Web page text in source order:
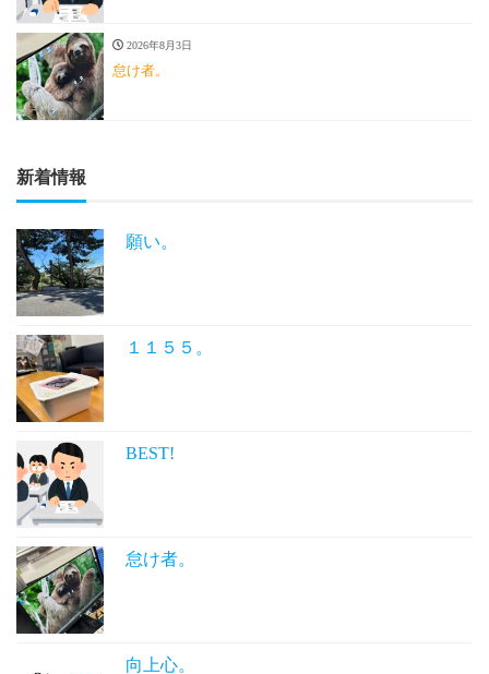
2026年8月3日
怠け者。
新着情報
願い。
１１５５。
BEST!
怠け者。
向上心。